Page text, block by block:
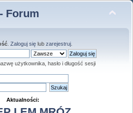
Forum
. Zaloguj sięlub zarejestruj.
użytkownika, hasło i długość sesji
Aktualności: